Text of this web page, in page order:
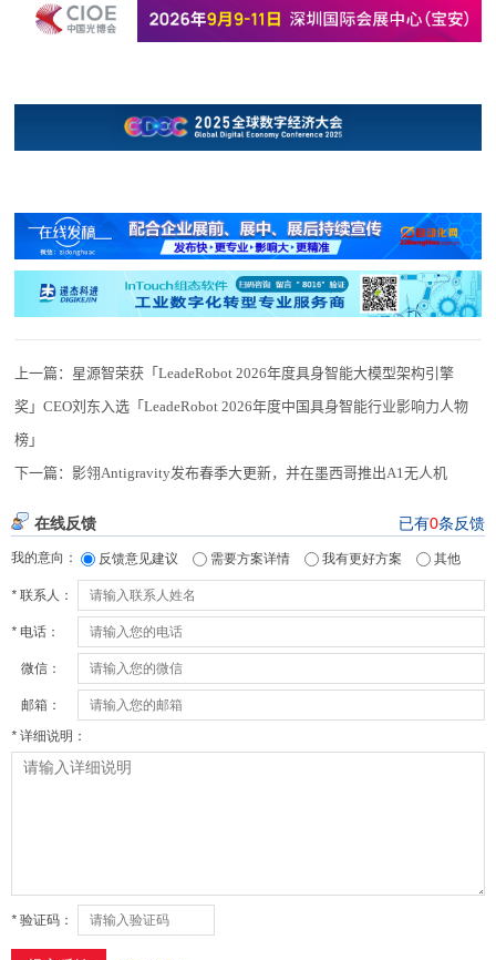
上一篇： 星源智荣获「LeadeRobot 2026年度具身智能大模型架构引擎
奖」CEO刘东入选「LeadeRobot 2026年度中国具身智能行业影响力人物
榜」
下一篇：影翎Antigravity发布春季大更新，并在墨西哥推出A1无人机